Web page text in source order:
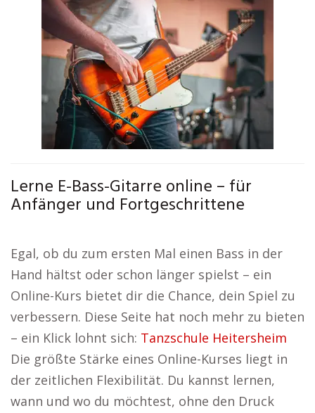
Lerne E-Bass-Gitarre online – für
Anfänger und Fortgeschrittene
Egal, ob du zum ersten Mal einen Bass in der
Hand hältst oder schon länger spielst – ein
Online-Kurs bietet dir die Chance, dein Spiel zu
verbessern. Diese Seite hat noch mehr zu bieten
– ein Klick lohnt sich: Tanzschule Heitersheim
Die größte Stärke eines Online-Kurses liegt in
der zeitlichen Flexibilität. Du kannst lernen,
wann und wo du möchtest, ohne den Druck